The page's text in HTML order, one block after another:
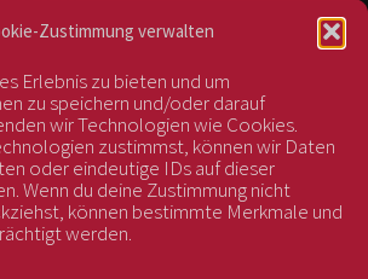
Zustimmung verwalten
Erlebnis zu bieten und um
zu speichern und/oder darauf
wir Technologien wie Cookies.
zustimmst, können wir Daten
oder eindeutige IDs auf dieser
Wenn du deine Zustimmung nicht
können bestimmte Merkmale und
werden.